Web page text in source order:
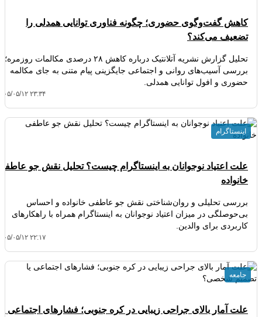
کاهش گفت‌وگوی حضوری؛ چگونه فناوری توانایی همدلی را
تضعیف می‌کند؟
تحلیل گزارش نشریه آتلانتیک درباره کاهش ۲۸ درصدی مکالمات روزمره؛
بررسی آسیب‌های روانی و اجتماعی جایگزینی پیام متنی به جای مکالمه
حضوری و افول توانایی همدلی.
۱۴۰۵/۰۵/۱۲
علت اعتیاد نوجوانان به اینستاگرام چیست؟ تحلیل نقش جو
خانواده
بررسی تحلیلی و روان‌شناختی نقش جو عاطفی خانواده و احساس
بی‌حوصلگی در میزان اعتیاد نوجوانان به اینستاگرام همراه با راهکارهای
کاربردی برای والدین.
۱۴۰۵/۰۵/۱۲
اینستاگرام
علت آمار بالای جراحی زیبایی در کره جنوبی؛ فشارهای اجتماعی یا
جامعه